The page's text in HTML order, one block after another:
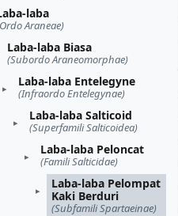
laba
Araneae)
Laba-laba Biasa
(Subordo Araneomorphae)
Laba-laba Entelegyne
(Infraordo Entelegynae)
Laba-laba Salticoid
(Superfamili Salticoidea)
Laba-laba Peloncat
(Famili Salticidae)
Laba-laba Pelompat
Kaki Berduri
(Subfamili Spartaeinae)